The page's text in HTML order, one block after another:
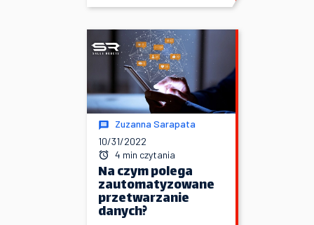
Zuzanna Sarapata
10/31/2022
4 min czytania
Na czym polega
zautomatyzowane
przetwarzanie
danych?